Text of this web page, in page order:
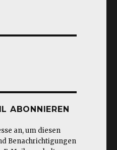
ABONNIEREN
an, um diesen
Benachrichtigungen